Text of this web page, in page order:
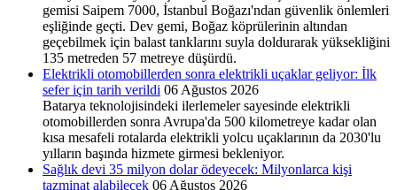
gemisi Saipem 7000, İstanbul Boğazı'ndan güvenlik önlemleri
eşliğinde geçti. Dev gemi, Boğaz köprülerinin altından
geçebilmek için balast tanklarını suyla doldurarak yüksekliğini
135 metreden 57 metreye düşürdü.
Elektrikli otomobillerden sonra elektrikli uçaklar geliyor: İlk
sefer için tarih verildi 06 Ağustos 2026
Batarya teknolojisindeki ilerlemeler sayesinde elektrikli
otomobillerden sonra Avrupa'da 500 kilometreye kadar olan
kısa mesafeli rotalarda elektrikli yolcu uçaklarının da 2030'lu
yılların başında hizmete girmesi bekleniyor.
Sağlık devi 35 milyon dolar ödeyecek: Milyonlarca kişi
tazminat alabilecek 06 Ağustos 2026